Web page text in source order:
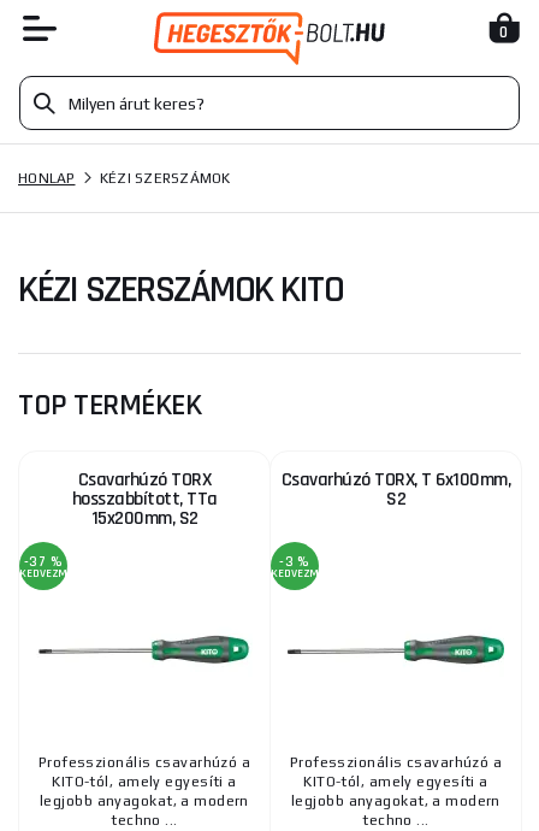
0
HONLAP KÉZI SZERSZÁMOK
KÉZI SZERSZÁMOK KITO
TOP TERMÉKEK
Csavarhúzó TORX
hosszabbított, TTa
15x200mm, S2
-37 %
KEDVEZMÉNY
Professzionális csavarhúzó a
KITO-tól, amely egyesíti a
legjobb anyagokat, a modern
techno ...
Csavarhúzó TORX, T 6x100mm,
S2
-3 %
KEDVEZMÉNY
Professzionális csavarhúzó a
KITO-tól, amely egyesíti a
legjobb anyagokat, a modern
techno ...